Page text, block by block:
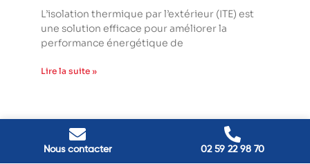
Nous contacter 02 59 22 98 70
L’isolation thermique par l’extérieur (ITE) est
une solution efficace pour améliorer la
performance énergétique de
Lire la suite »